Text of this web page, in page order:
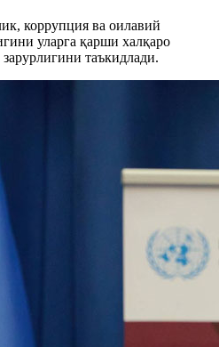
коррупция ва оилавий
уларга қарши халқаро
таъкидлади.